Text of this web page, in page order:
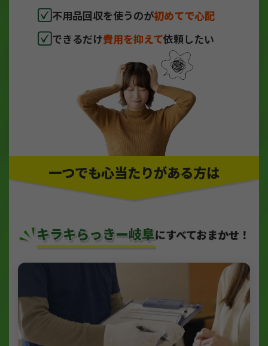
不用品回収を使うのが初めてで心配
できるだけ費用を抑えて依頼したい
一つでも心当たりがある方は
キラキらっきー岐阜にすべておまかせ！